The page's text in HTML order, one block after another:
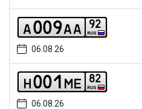
a009aa RUS
92
06.08.26
h001me RUS
82
06.08.26